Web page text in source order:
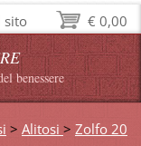
benessere
> Alitosi > Zolfo 20
€ 0,00
sito